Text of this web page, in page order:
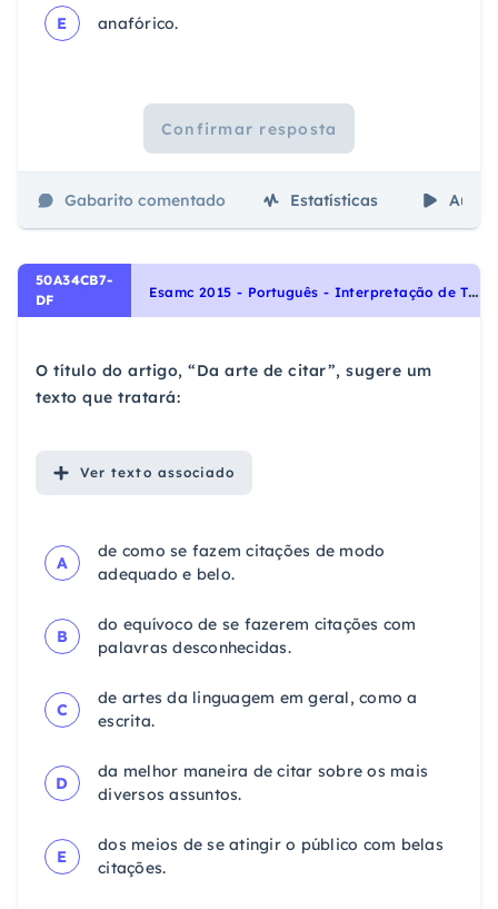
E anafórico.
Confirmar resposta
Gabarito comentado Estatísticas Aulas
50A34CB7-
DF
E
samc 2015 - Português - Interpretação de Textos, Noções Gerais de Compreensão e Interpretação de Texto
O título do artigo, “Da arte de citar”, sugere um
texto que tratará:
Ver texto associado
A
de como se fazem citações de modo
adequado e belo.
B
do equívoco de se fazerem citações com
palavras desconhecidas.
C
de artes da linguagem em geral, como a
escrita.
D
da melhor maneira de citar sobre os mais
diversos assuntos.
E
dos meios de se atingir o público com belas
citações.